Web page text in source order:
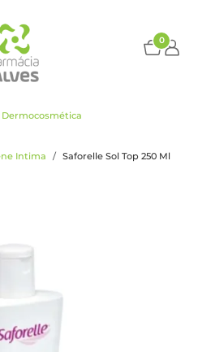
0
Dermocosmética
Intima Saforelle Sol Top 250 Ml